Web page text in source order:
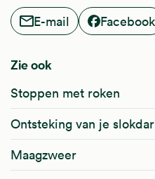
E-mail
Facebook
Zie ook
Stoppen met roken
Ontsteking van je
Maagzweer